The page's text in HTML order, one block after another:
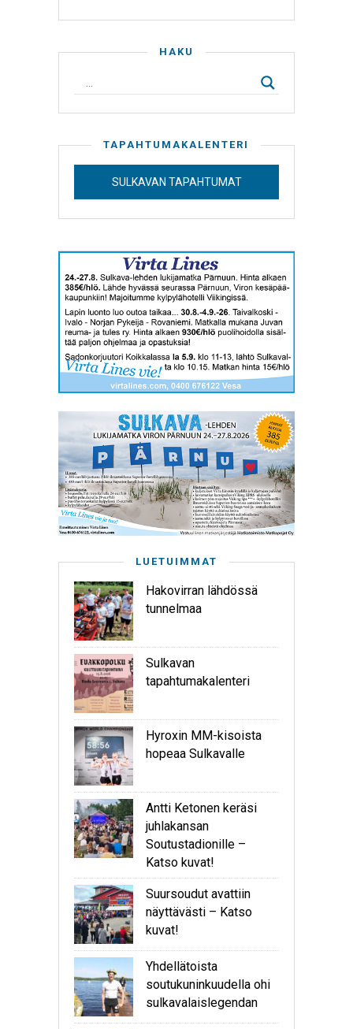
HAKU
TAPAHTUMAKALENTERI
SULKAVAN TAPAHTUMAT
LUETUIMMAT
Hakovirran lähdössä
tunnelmaa
Sulkavan
tapahtumakalenteri
Hyroxin MM-kisoista
hopeaa Sulkavalle
Antti Ketonen keräsi
juhlakansan
Soutustadionille –
Katso kuvat!
Suursoudut avattiin
näyttävästi – Katso
kuvat!
Yhdellätoista
soutukuninkuudella ohi
sulkavalaislegendan